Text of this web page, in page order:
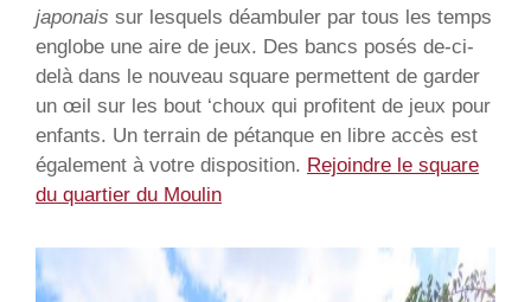
japonais sur lesquels déambuler par tous les temps
englobe une aire de jeux. Des bancs posés de-ci-
delà dans le nouveau square permettent de garder
un œil sur les bout ‘choux qui profitent de jeux pour
enfants. Un terrain de pétanque en libre accès est
également à votre disposition. Rejoindre le square
du quartier du Moulin